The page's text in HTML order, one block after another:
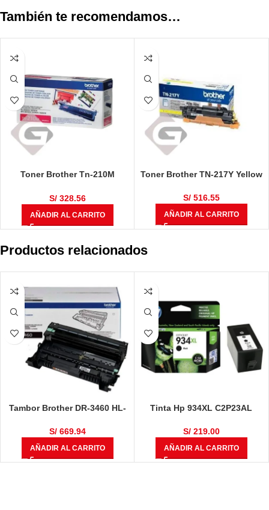
También te recomendamos…
Toner Brother Tn-210M
S/328.56
AÑADIR AL CARRITO
Toner Brother TN-217Y Yellow
S/516.55
AÑADIR AL CARRITO
Productos relacionados
Tambor Brother DR-3460 HL-
L5650DN / MFC-L6700 / MFC-
L6900DW / MFC-L5900DW
50,000 Páginas
S/669.94
AÑADIR AL CARRITO
Tinta Hp 934XL C2P23AL
S/219.00
AÑADIR AL CARRITO